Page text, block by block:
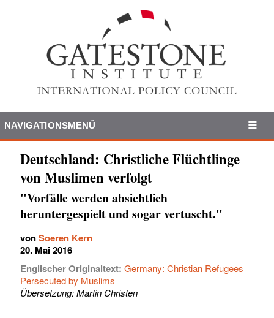
NAVIGATIONSMENÜ
Deutschland: Christliche Flüchtlinge
von Muslimen verfolgt
"Vorfälle werden absichtlich
heruntergespielt und sogar vertuscht."
vonSoeren Kern
20. Mai 2016
Englischer Originaltext: Germany: Christian Refugees
Persecuted by Muslims
Übersetzung: Martin Christen